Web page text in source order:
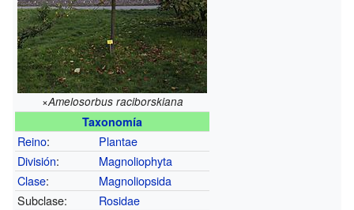
×Amelosorbus raciborskiana
Taxonomía
Reino:
Plantae
División:
Magnoliophyta
Clase:
Magnoliopsida
Subclase:
Rosidae